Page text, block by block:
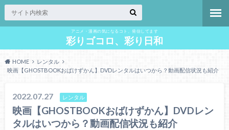
アニメ・漫画の気になるコト、発信してます
彩りゴコロ、彩り日和
HOME
レンタル
映画【GHOSTBOOKおばけずかん】DVDレンタルはいつから？動画配信状況も紹介
2022.07.27 レンタル
映画【GHOSTBOOKおばけずかん】DVDレン
タルはいつから？動画配信状況も紹介